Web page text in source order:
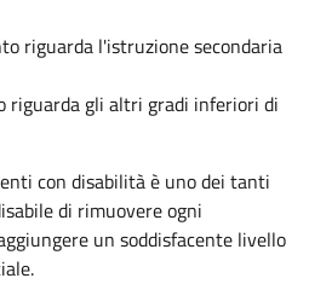
riguarda l'istruzione secondaria
riguarda gli altri gradi inferiori di
con disabilità è uno dei tanti
di rimuovere ogni
un soddisfacente livello